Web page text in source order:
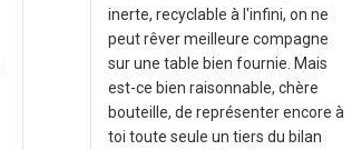
inerte, recyclable à l'infini, on ne
peut rêver meilleure compagne
sur une table bien fournie. Mais
est-ce bien raisonnable, chère
bouteille, de représenter encore à
toi toute seule un tiers du bilan